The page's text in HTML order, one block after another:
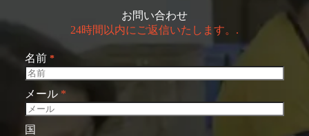
お問い合わせ
24時間以内にご返信いたします。.
名前 *
メール *
国